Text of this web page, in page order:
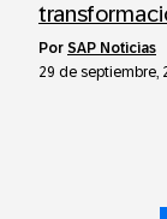
por SAP Noticias
29 de septiembre,